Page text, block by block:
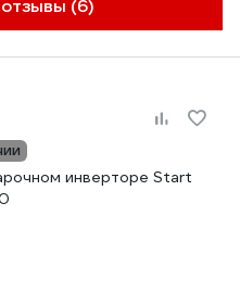
(6)
инверторе Start